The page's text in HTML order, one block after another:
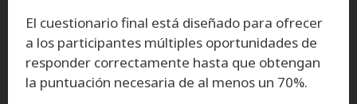
El cuestionario final está diseñado para ofrecer
a los participantes múltiples oportunidades de
responder correctamente hasta que obtengan
la puntuación necesaria de al menos un 70%.